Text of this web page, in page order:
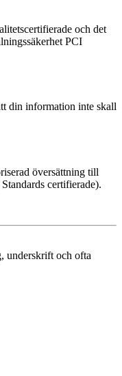
och det
PCI
din information inte skall
översättning till
certifierade).
underskrift och ofta